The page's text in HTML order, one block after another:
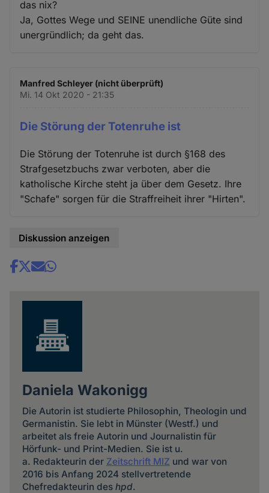
das nix?
Ja, Gottes Wege und SEINE unendliche Güte sind
unergründlich; da geht das.
Manfred Schleyer (nicht überprüft)
Mi. 14 Okt 2020 - 21:35
Die Störung der Totenruhe ist
Die Störung der Totenruhe ist durch §168 des
Strafgesetzbuchs zwar verboten, aber die
katholische Kirche steht ja über dem Gesetz. Ihre
"Schafe" sorgen für die Straffreiheit ihrer "Hirten".
Diskussion anzeigen
Share
Daniela Wakonigg
Die Autorin ist studierte Philosophin, Theologin und
Germanistin. Sie lebt in Münster (Westf.) und
arbeitet als freie Autorin und Journalistin für
Hörfunk- und Print-Medien. Sie ist u.
a. Redakteurin der Zeitschrift MIZ und war von
2016 bis Anfang 2024 stellvertretende
Chefredakteurin des hpd.